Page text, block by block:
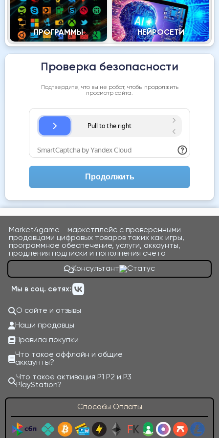
ПРОГРАММЫ НЕЙРОСЕТИ
Проверка безопасности
Подтвердите, что вы не робот, чтобы продолжить
просмотр сайта.
Продолжить
Market4game - маркетплейс с проверенными
продавцами цифровых товаров таких как игры,
программное обеспечение, услуги, аккаунты,
продления подписки и пополнения счета
Консультант
Мы в соц. сетях:
О сайте и отзывы
Наши продавцы
Правила покупки
Что такое оффлайн и общие
аккаунты?
Что такое активация P1 P2 и P3
PlayStation?
Способы Оплаты